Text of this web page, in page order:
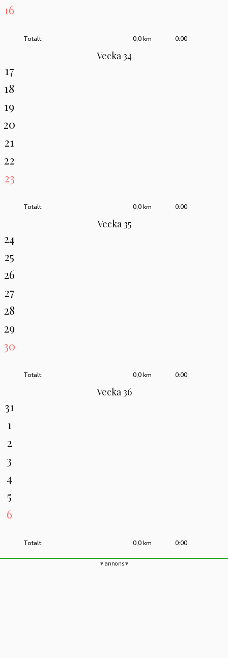
16
Totalt: 0:00
0,0 km
Vecka 34
17
18
19
20
21
22
23
Totalt: 0:00
0,0 km
Vecka 35
24
25
26
27
28
29
30
Totalt: 0:00
0,0 km
Vecka 36
31
1
2
3
4
5
6
Totalt: 0:00
0,0 km
annons